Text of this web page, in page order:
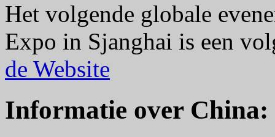
Het volgende globale
Expo in Sjanghai is een
de Website
Informatie over China: